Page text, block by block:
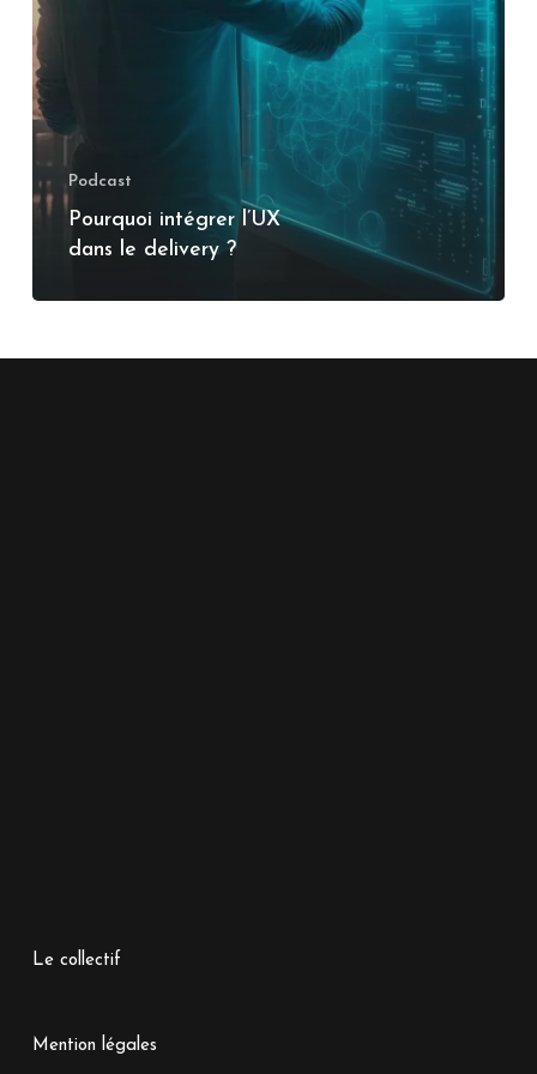
Podcast
Pourquoi intégrer l’UX
dans le delivery ?
Le collectif
Mention légales